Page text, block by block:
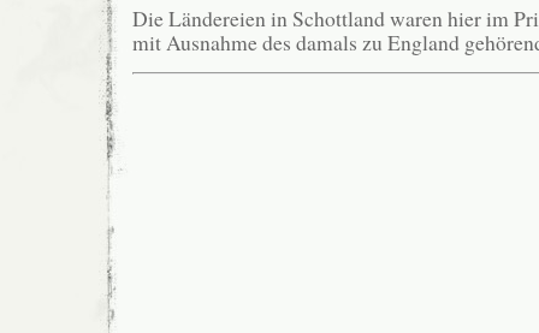
Die Ländereien in Schottland waren hier im
mit Ausnahme des damals zu England